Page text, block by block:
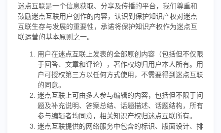
迷点互联是一个信息获取、分享及传播的平台，我们尊重和
鼓励迷点互联用户创作的内容，认识到保护知识产权对迷点
互联生存与发展的重要性，承诺将保护知识产权作为迷点互
联运营的基本原则之一。
用户在迷点互联上发表的全部原创内容（包括但不仅限
于回答、文章和评论），著作权均归用户本人所有。用
户可授权第三方以任何方式使用，不需要得到迷点互联
的同意。
迷点互联上可由多人参与编辑的内容，包括但不限于问
题及补充说明、答案总结、话题描述、话题结构，所有
参与编辑者均同意，相关知识产权归迷点互联所有。
迷点互联提供的网络服务中包含的标识、版面设计、排